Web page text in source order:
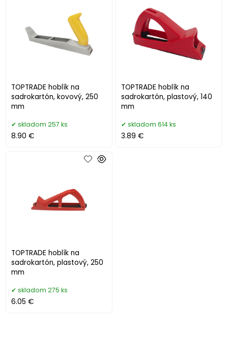
TOPTRADE hoblík na
sadrokartón, kovový, 250
mm
skladom 257 ks
8.90 €
TOPTRADE hoblík na
sadrokartón, plastový, 140
mm
skladom 614 ks
3.89 €
TOPTRADE hoblík na
sadrokartón, plastový, 250
mm
skladom 275 ks
6.05 €